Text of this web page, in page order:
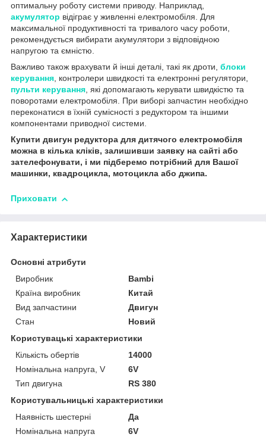
оптимальну роботу системи приводу. Наприклад,
акумулятор відіграє у живленні електромобіля. Для
максимальної продуктивності та тривалого часу роботи,
рекомендується вибирати акумулятори з відповідною
напругою та ємністю.
Важливо також врахувати й інші деталі, такі як дроти, блоки
керування, контролери швидкості та електронні регулятори,
пульти керування, які допомагають керувати швидкістю та
поворотами електромобіля. При виборі запчастин необхідно
переконатися в їхній сумісності з редуктором та іншими
компонентами приводної системи.
Купити двигун редуктора для дитячого електромобіля
можна в кілька кліків, залишивши заявку на сайті або
зателефонувати, і ми підберемо потрібний для Вашої
машинки, квадроцикла, мотоцикла або джипа.
Приховати
Характеристики
Основні атрибути
Виробник
Bambi
Країна виробник
Китай
Вид запчастини
Двигун
Стан
Новий
Користувацькi характеристики
Кількість обертів
14000
Номінальна напруга, V
6V
Тип двигуна
RS 380
Користувальницькі характеристики
Наявність шестерні
Да
Номінальна напруга
6V